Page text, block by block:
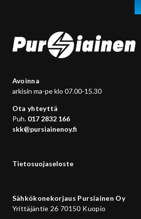
Avoinna
arkisin ma-pe klo 07.00-15.30
Ota yhteyttä
Puh. 017 2832 166
skk@pursiainenoy.fi
Tietosuojaseloste
Sähkökonekorjaus Pursiainen Oy
Yrittäjäntie 26 70150 Kuopio